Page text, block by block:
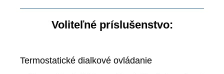
Voliteľné príslušenstvo:
Termostatické dialkové ovládanie